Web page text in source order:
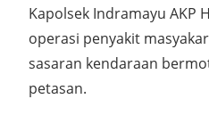
Kapolsek Indramayu AKP
operasi penyakit
sasaran kendaraan
petasan.